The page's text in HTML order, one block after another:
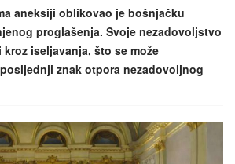
a
aneksiji oblikovao je bošnjačku
proglašenja. Svoje nezadovoljstvo
iseljavanja, što se može
znak otpora nezadovoljnog